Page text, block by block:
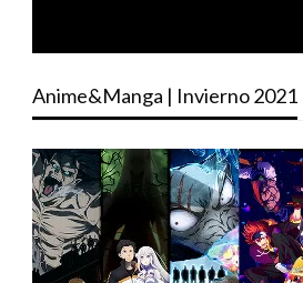
Anime&Manga | Invierno 2021